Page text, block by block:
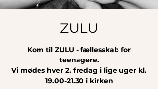
ZULU
Kom til ZULU - fællesskab for
teenagere.
Vi mødes hver 2. fredag i lige uger kl.
19.00-21.30 i kirken